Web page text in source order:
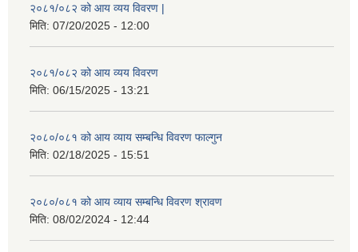
२०८१/०८२ को आय व्यय विवरण |
मिति: 07/20/2025 - 12:00
२०८१/०८२ को आय व्यय विवरण
मिति: 06/15/2025 - 13:21
२०८०/०८१ को आय व्याय सम्बन्धि विवरण फाल्गुन
मिति: 02/18/2025 - 15:51
२०८०/०८१ को आय व्याय सम्बन्धि विवरण श्रावण
मिति: 08/02/2024 - 12:44